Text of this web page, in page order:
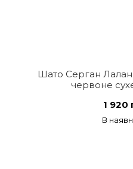
Шато Серган
червоне
1 920
В